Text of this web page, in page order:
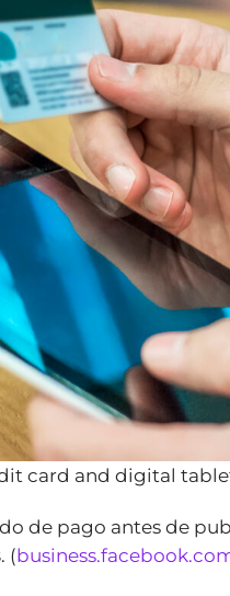
card and digital
de pago antes de
. (